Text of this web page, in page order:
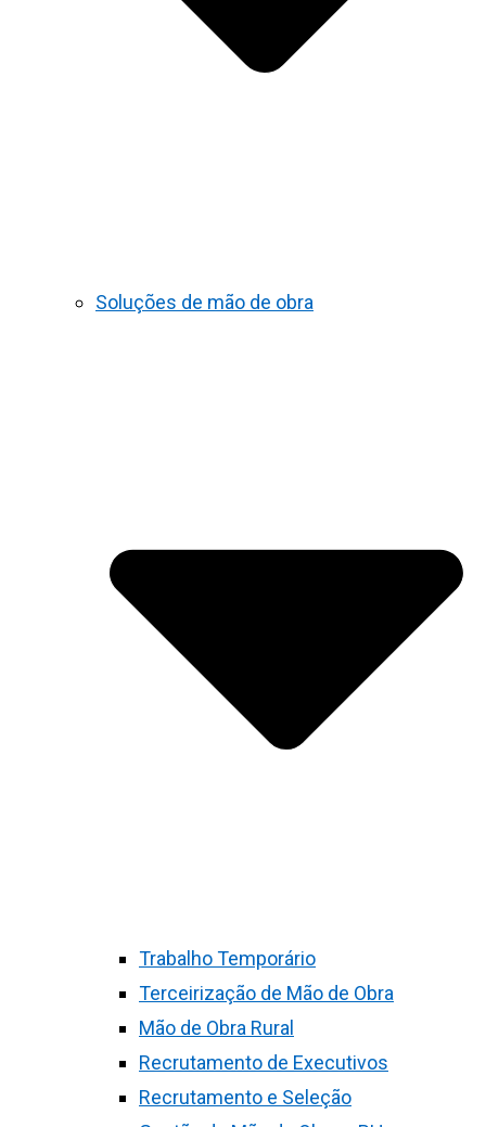
Soluções de mão de obra
Trabalho Temporário
Terceirização de Mão de Obra
Mão de Obra Rural
Recrutamento de Executivos
Recrutamento e Seleção